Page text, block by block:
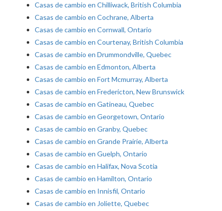
Casas de cambio en Chilliwack, British Columbia
Casas de cambio en Cochrane, Alberta
Casas de cambio en Cornwall, Ontario
Casas de cambio en Courtenay, British Columbia
Casas de cambio en Drummondville, Quebec
Casas de cambio en Edmonton, Alberta
Casas de cambio en Fort Mcmurray, Alberta
Casas de cambio en Fredericton, New Brunswick
Casas de cambio en Gatineau, Quebec
Casas de cambio en Georgetown, Ontario
Casas de cambio en Granby, Quebec
Casas de cambio en Grande Prairie, Alberta
Casas de cambio en Guelph, Ontario
Casas de cambio en Halifax, Nova Scotia
Casas de cambio en Hamilton, Ontario
Casas de cambio en Innisfil, Ontario
Casas de cambio en Joliette, Quebec